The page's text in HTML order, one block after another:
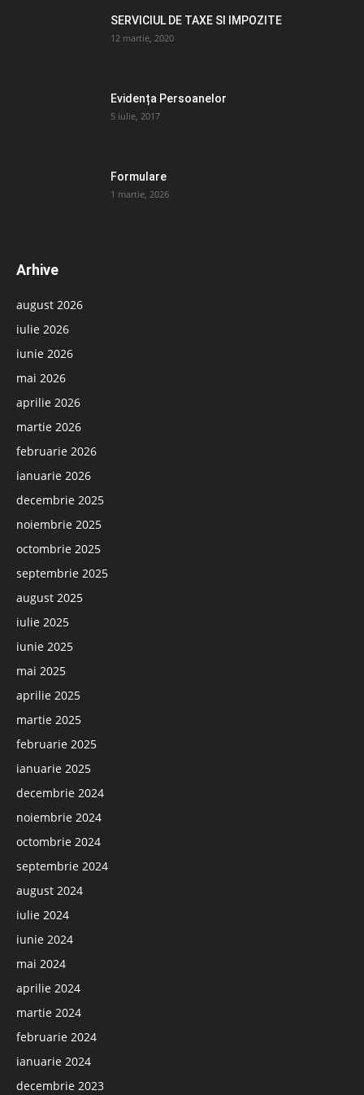
SERVICIUL DE TAXE SI IMPOZITE
12 martie, 2020
Evidența Persoanelor
5 iulie, 2017
Formulare
1 martie, 2026
Arhive
august 2026
iulie 2026
iunie 2026
mai 2026
aprilie 2026
martie 2026
februarie 2026
ianuarie 2026
decembrie 2025
noiembrie 2025
octombrie 2025
septembrie 2025
august 2025
iulie 2025
iunie 2025
mai 2025
aprilie 2025
martie 2025
februarie 2025
ianuarie 2025
decembrie 2024
noiembrie 2024
octombrie 2024
septembrie 2024
august 2024
iulie 2024
iunie 2024
mai 2024
aprilie 2024
martie 2024
februarie 2024
ianuarie 2024
decembrie 2023